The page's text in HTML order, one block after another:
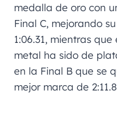
medalla de oro con
Final C, mejorando
1:06.31, mientras
metal ha sido de
en la Final B que se
mejor marca de